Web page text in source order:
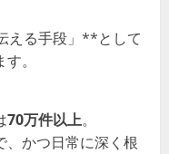
える手段」**として
。
70万件以上。
、かつ日常に深く根